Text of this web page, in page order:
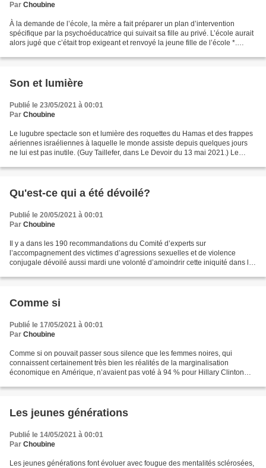
Par Choubine
À la demande de l’école, la mère a fait préparer un plan d’intervention
spécifique par la psychoéducatrice qui suivait sa fille au privé. L’école aurait
alors jugé que c’était trop exigeant et renvoyé la jeune fille de l’école *.
Son et lumière
Publié le 23/05/2021 à 00:01
Par Choubine
Le lugubre spectacle son et lumière des roquettes du Hamas et des frappes
aériennes israéliennes à laquelle le monde assiste depuis quelques jours
ne lui est pas inutile. (Guy Taillefer, dans Le Devoir du 13 mai 2021.) Le
Qu'est-ce qui a été dévoilé?
Publié le 20/05/2021 à 00:01
Par Choubine
Il y a dans les 190 recommandations du Comité d’experts sur
l’accompagnement des victimes d’agressions sexuelles et de violence
conjugale dévoilé aussi mardi une volonté d’amoindrir cette iniquité dans les
Comme si
Publié le 17/05/2021 à 00:01
Par Choubine
Comme si on pouvait passer sous silence que les femmes noires, qui
connaissent certainement très bien les réalités de la marginalisation
économique en Amérique, n’avaient pas voté à 94 % pour Hillary Clinton
Les jeunes générations
Publié le 14/05/2021 à 00:01
Par Choubine
Les jeunes générations font évoluer avec fougue des mentalités sclérosées,